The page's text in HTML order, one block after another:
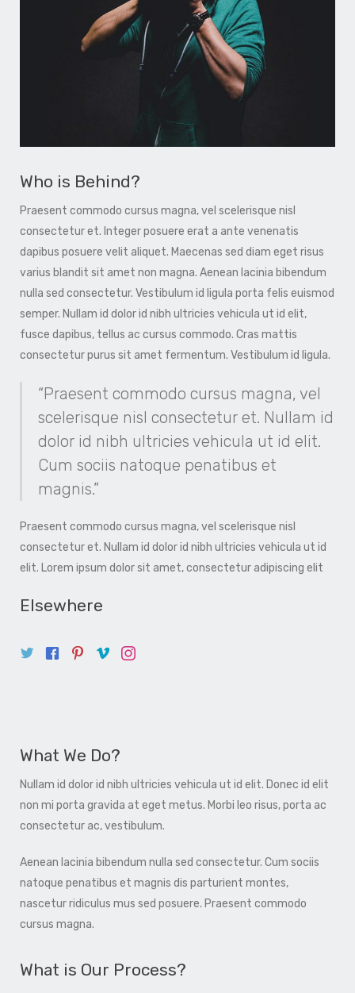
Who is Behind?
Praesent commodo cursus magna, vel scelerisque nisl
consectetur et. Integer posuere erat a ante venenatis
dapibus posuere velit aliquet. Maecenas sed diam eget risus
varius blandit sit amet non magna. Aenean lacinia bibendum
nulla sed consectetur. Vestibulum id ligula porta felis euismod
semper. Nullam id dolor id nibh ultricies vehicula ut id elit,
fusce dapibus, tellus ac cursus commodo. Cras mattis
consectetur purus sit amet fermentum. Vestibulum id ligula.
“Praesent commodo cursus magna, vel
scelerisque nisl consectetur et. Nullam id
dolor id nibh ultricies vehicula ut id elit.
Cum sociis natoque penatibus et
magnis.”
Praesent commodo cursus magna, vel scelerisque nisl
consectetur et. Nullam id dolor id nibh ultricies vehicula ut id
elit. Lorem ipsum dolor sit amet, consectetur adipiscing elit
Elsewhere
What We Do?
Nullam id dolor id nibh ultricies vehicula ut id elit. Donec id elit
non mi porta gravida at eget metus. Morbi leo risus, porta ac
consectetur ac, vestibulum.
Aenean lacinia bibendum nulla sed consectetur. Cum sociis
natoque penatibus et magnis dis parturient montes,
nascetur ridiculus mus sed posuere. Praesent commodo
cursus magna.
What is Our Process?